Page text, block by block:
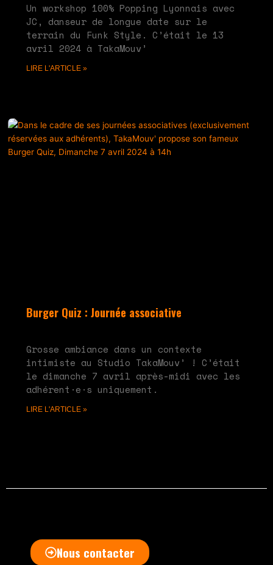
Un workshop 100% Popping Lyonnais avec
JC, danseur de longue date sur le
terrain du Funk Style. C’était le 13
avril 2024 à TakaMouv’
LIRE L'ARTICLE »
Burger Quiz : Journée associative
Grosse ambiance dans un contexte
intimiste au Studio TakaMouv’ ! C’était
le dimanche 7 avril après-midi avec les
adhérent·e·s uniquement.
LIRE L'ARTICLE »
Nous contacter